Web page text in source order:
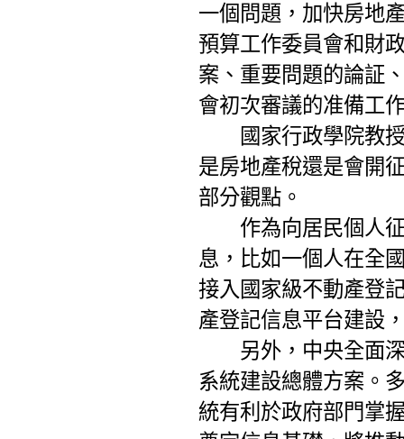
一個問題，加快房地
預算工作委員會和財
案、重要問題的論証
會初次審議的准備工
國家行政學院教授
是房地產稅還是會開
部分觀點。
作為向居民個人征
息，比如一個人在全
接入國家級不動產登
產登記信息平台建設
另外，中央全面深
系統建設總體方案。
統有利於政府部門掌